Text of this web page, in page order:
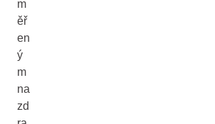
m
ěř
en
ý
m
na
zd